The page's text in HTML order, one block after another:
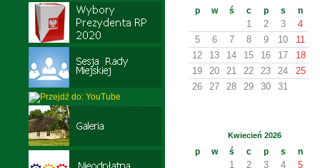
p w ś c p s n
1 2 3
4
5
6 7 8 9 10
11
12
13 14 15 16 17
18
19
20 21 22 23 24
25
26
27 28 29 30 31
Kwiecień 2026
p w ś c p s n
1 2 3 4
5